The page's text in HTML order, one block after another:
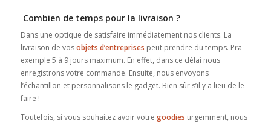
Combien de temps pour la livraison ?
Dans une optique de satisfaire immédiatement nos clients. La
livraison de vosobjets d’entreprises peut prendre du temps. Pra
exemple 5 à 9 jours maximum. En effet, dans ce délai nous
enregistrons votre commande. Ensuite, nous envoyons
l’échantillon et personnalisons le gadget. Bien sûr s’il y a lieu de le
faire !
Toutefois, si vous souhaitez avoir votre goodies urgemment, nous